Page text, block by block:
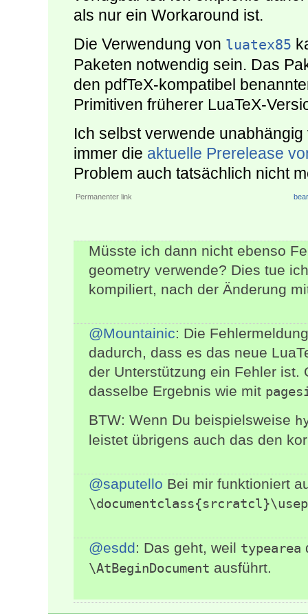
als nur ein Workaround ist.
Die Verwendung von luatex85
Paketen notwendig sein. Das
den pdfTeX-kompatibel
Primitiven früherer LuaTeX-
Ich selbst verwende
immer die aktuelle Prerelease
Problem auch tatsächlich nicht
Permanenter link
Müsste ich dann nicht ebenso
geometry verwende? Dies tue
kompiliert, nach der Änderung
@Mountainic: Die
dadurch, dass es das neue
der Unterstützung ein Fehler ist.
dasselbe Ergebnis wie mit
BTW: Wenn Du beispielsweise
leistet übrigens auch das den
@saputello Bei mir funktioniert
@esdd: Das geht, weil typearea
\AtBeginDocument ausführt.